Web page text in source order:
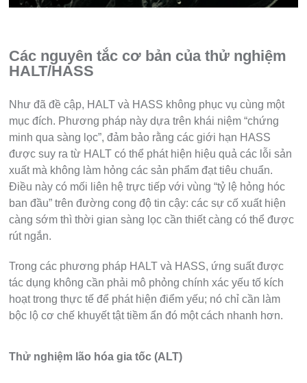
Các nguyên tắc cơ bản của thử nghiệm
HALT/HASS
Như đã đề cập, HALT và HASS không phục vụ cùng một
mục đích. Phương pháp này dựa trên khái niệm “chứng
minh qua sàng lọc”, đảm bảo rằng các giới hạn HASS
được suy ra từ HALT có thể phát hiện hiệu quả các lỗi sản
xuất mà không làm hỏng các sản phẩm đạt tiêu chuẩn.
Điều này có mối liên hệ trực tiếp với vùng “tỷ lệ hỏng hóc
ban đầu” trên đường cong độ tin cậy: các sự cố xuất hiện
càng sớm thì thời gian sàng lọc cần thiết càng có thể được
rút ngắn.
Trong các phương pháp HALT và HASS, ứng suất được
tác dụng không cần phải mô phỏng chính xác yếu tố kích
hoạt trong thực tế để phát hiện điểm yếu; nó chỉ cần làm
bộc lộ cơ chế khuyết tật tiềm ẩn đó một cách nhanh hơn.
Thử nghiệm lão hóa gia tốc (ALT)